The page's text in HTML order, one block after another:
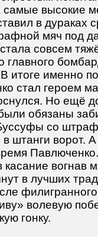
самые высокие
в дураках
мяч под
совсем
главного
В итоге именно
стал героем
Но ещё
обязаны
со
штанги ворот.
касание вогнав
в лучших
волевую
гонку.